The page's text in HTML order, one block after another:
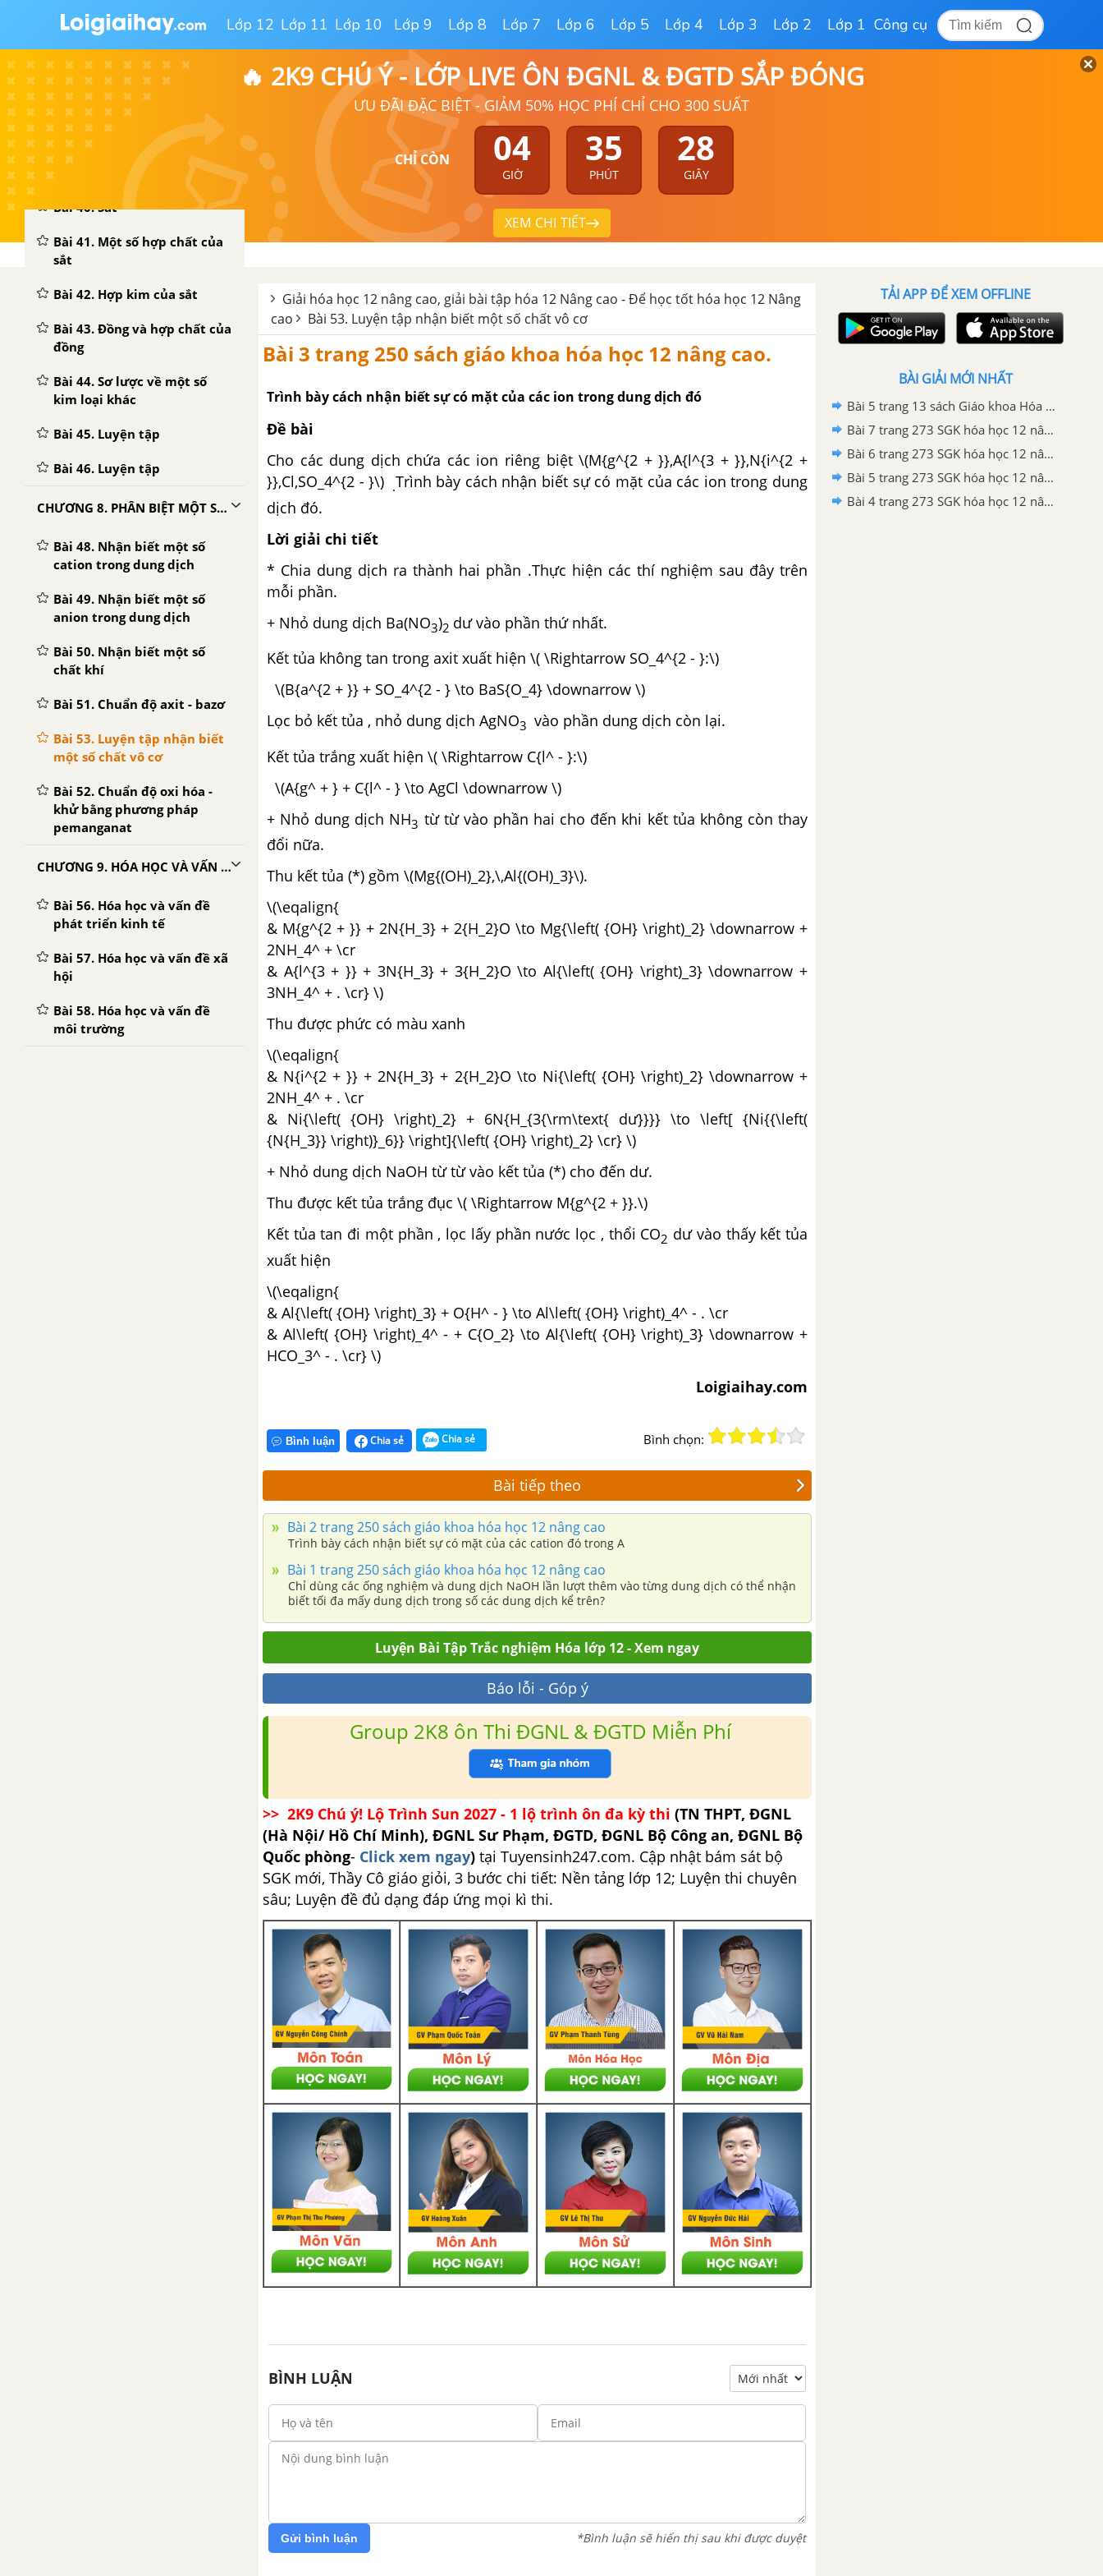
Lớp 12 Lớp 11 Lớp 10 Lớp 9 Lớp 8 Lớp 7 Lớp 6 Lớp 5 Lớp 4 Lớp 3 Lớp 2 Lớp 1 Công cụ
🔥 2K9 CHÚ Ý - LỚP LIVE ÔN ĐGNL & ĐGTD SẮP ĐÓNG
ƯU ĐÃI ĐẶC BIỆT - GIẢM 50% HỌC PHÍ CHỈ CHO 300 SUẤT
CHỈ CÒN 04
GIỜ
35
PHÚT
27
GIÂY
XEM CHI TIẾT
của nhôm và hợp chất của
CHƯƠNG 7. CROM-SẮT-ĐỒNG
Bài 38. Crom
Bài 39. Một số hợp chất của
crom
Bài 40. Sắt
Bài 41. Một số hợp chất của
sắt
Bài 42. Hợp kim của sắt
Bài 43. Đồng và hợp chất của
đồng
Bài 44. Sơ lược về một số
kim loại khác
Bài 45. Luyện tập
Bài 46. Luyện tập
CHƯƠNG 8. PHÂN BIỆT MỘT SỐ CHẤT VÔ CƠ CHUẨN ĐỘ DUNG DỊCH
Bài 48. Nhận biết một số
cation trong dung dịch
Bài 49. Nhận biết một số
anion trong dung dịch
Bài 50. Nhận biết một số
chất khí
Bài 51. Chuẩn độ axit - bazơ
Bài 53. Luyện tập nhận biết
một số chất vô cơ
Bài 52. Chuẩn độ oxi hóa -
khử bằng phương pháp
pemanganat
CHƯƠNG 9. HÓA HỌC VÀ VẤN ĐỀ PHÁT TRIỂN KINH TẾ, XÃ HỘI, MÔI TRƯỜNG - HÓA 12 NÂNG CAO
Bài 56. Hóa học và vấn đề
phát triển kinh tế
Bài 57. Hóa học và vấn đề xã
hội
Bài 58. Hóa học và vấn đề
môi trường
Giải hóa học 12 nâng cao, giải bài tập hóa 12 Nâng cao - Để học tốt hóa học 12 Nâng
cao
Bài 53. Luyện tập nhận biết một số chất vô cơ
Bài 3 trang 250 sách giáo khoa hóa học 12 nâng cao.
Trình bày cách nhận biết sự có mặt của các ion trong dung dịch đó
Đề bài
Cho các dung dịch chứa các ion riêng biệt \(M{g^{2 + }},A{l^{3 + }},N{i^{2 +
}},Cl,SO_4^{2 - }\) .Trình bày cách nhận biết sự có mặt của các ion trong dung
dịch đó.
Lời giải chi tiết
* Chia dung dịch ra thành hai phần .Thực hiện các thí nghiệm sau đây trên
mỗi phần.
+ Nhỏ dung dịch Ba(NO3)2 dư vào phần thứ nhất.
Kết tủa không tan trong axit xuất hiện \( \Rightarrow SO_4^{2 - }:\)
\(B{a^{2 + }} + SO_4^{2 - } \to BaS{O_4} \downarrow \)
Lọc bỏ kết tủa , nhỏ dung dịch AgNO3 vào phần dung dịch còn lại.
Kết tủa trắng xuất hiện \( \Rightarrow C{l^ - }:\)
\(A{g^ + } + C{l^ - } \to AgCl \downarrow \)
+ Nhỏ dung dịch NH3 từ từ vào phần hai cho đến khi kết tủa không còn thay
đổi nữa.
Thu kết tủa (*) gồm \(Mg{(OH)_2},\,Al{(OH)_3}\).
\(\eqalign{
& M{g^{2 + }} + 2N{H_3} + 2{H_2}O \to Mg{\left( {OH} \right)_2} \downarrow +
2NH_4^ + \cr
& A{l^{3 + }} + 3N{H_3} + 3{H_2}O \to Al{\left( {OH} \right)_3} \downarrow +
3NH_4^ + . \cr} \)
Thu được phức có màu xanh
\(\eqalign{
& N{i^{2 + }} + 2N{H_3} + 2{H_2}O \to Ni{\left( {OH} \right)_2} \downarrow +
2NH_4^ + . \cr
& Ni{\left( {OH} \right)_2} + 6N{H_{3{\rm\text{ dư}}}} \to \left[ {Ni{{\left(
{N{H_3}} \right)}_6}} \right]{\left( {OH} \right)_2} \cr} \)
+ Nhỏ dung dịch NaOH từ từ vào kết tủa (*) cho đến dư.
Thu được kết tủa trắng đục \( \Rightarrow M{g^{2 + }}.\)
Kết tủa tan đi một phần , lọc lấy phần nước lọc , thổi CO2 dư vào thấy kết tủa
xuất hiện
\(\eqalign{
& Al{\left( {OH} \right)_3} + O{H^ - } \to Al\left( {OH} \right)_4^ - . \cr
& Al\left( {OH} \right)_4^ - + C{O_2} \to Al{\left( {OH} \right)_3} \downarrow +
HCO_3^ - . \cr} \)
Loigiaihay.com
Bình luận Chia sẻ Chia sẻ Bình chọn:
Bài tiếp theo
Bài 2 trang 250 sách giáo khoa hóa học 12 nâng cao
Trình bày cách nhận biết sự có mặt của các cation đó trong A
Bài 1 trang 250 sách giáo khoa hóa học 12 nâng cao
Chỉ dùng các ống nghiệm và dung dịch NaOH lần lượt thêm vào từng dung dịch có thể nhận
biết tối đa mấy dung dịch trong số các dung dịch kể trên?
Luyện Bài Tập Trắc nghiệm Hóa lớp 12 - Xem ngay
Báo lỗi - Góp ý
Group 2K8 ôn Thi ĐGNL & ĐGTD Miễn Phí
>> 2K9 Chú ý! Lộ Trình Sun 2027 - 1 lộ trình ôn đa kỳ thi (TN THPT, ĐGNL
(Hà Nội/ Hồ Chí Minh), ĐGNL Sư Phạm, ĐGTD, ĐGNL Bộ Công an, ĐGNL Bộ
Quốc phòng- Click xem ngay) tại Tuyensinh247.com. Cập nhật bám sát bộ
SGK mới, Thầy Cô giáo giỏi, 3 bước chi tiết: Nền tảng lớp 12; Luyện thi chuyên
sâu; Luyện đề đủ dạng đáp ứng mọi kì thi.
BÌNH LUẬN
Gửi bình luận *Bình luận sẽ hiển thị sau khi được duyệt
TẢI APP ĐỂ XEM OFFLINE
BÀI GIẢI MỚI NHẤT
Bài 5 trang 13 sách Giáo khoa Hóa học 12 Nâng cao
Bài 7 trang 273 SGK hóa học 12 nâng cao
Bài 6 trang 273 SGK hóa học 12 nâng cao
Bài 5 trang 273 SGK hóa học 12 nâng cao
Bài 4 trang 273 SGK hóa học 12 nâng cao